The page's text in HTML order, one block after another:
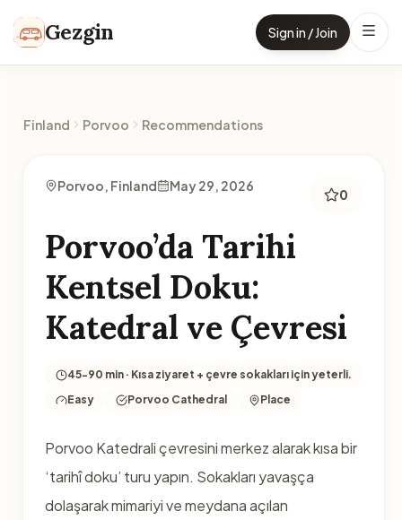
Gezgin Sign in / Join
Finland Porvoo Recommendations
Porvoo, Finland May 29, 2026
0
Porvoo’da Tarihi
Kentsel Doku:
Katedral ve Çevresi
45-90 min · Kısa ziyaret + çevre sokakları için yeterli.
Easy
Porvoo Cathedral Place
Porvoo Katedrali çevresini merkez alarak kısa bir
‘tarihî doku’ turu yapın. Sokakları yavaşça
dolaşarak mimariyi ve meydana açılan